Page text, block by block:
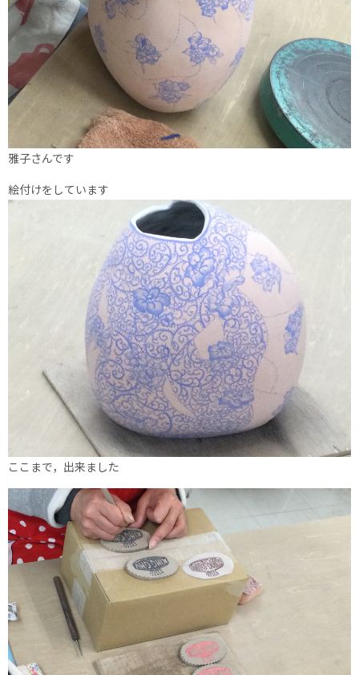
雅子さんです
絵付けをしています
ここまで，出来ました